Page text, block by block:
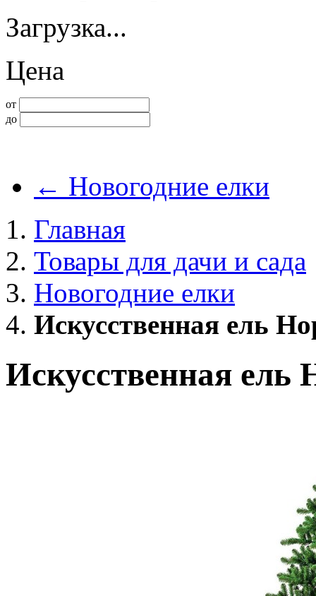
Загрузка...
Цена
от
до
← Новогодние елки
Главная
Товары для дачи и сада
Новогодние елки
Искусственная ель
Искусственная ель